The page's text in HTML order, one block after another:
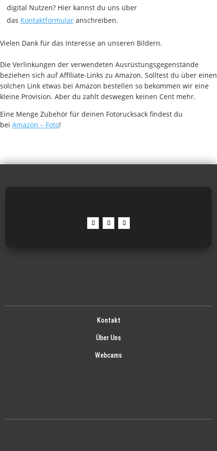
digital Nutzen? Hier kannst du uns über
das Kontaktformular anschreiben.
Vielen Dank für das Interesse an unseren Bildern.
Die Verlinkungen der verwendeten Ausrüstungsgegenstände
beziehen sich auf Affiliate-Links zu Amazon. Solltest du über einen
solchen Link etwas bei Amazon bestellen so bekommen wir eine
kleine Provision. Aber du zahlt deswegen keinen Cent mehr.
Eine Menge Zubehör für deinen Fotorucksack findest du
bei Amazon – Foto!
Kontakt
Über Uns
Webcams